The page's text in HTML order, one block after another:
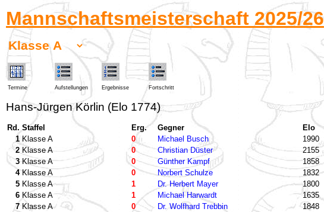
Mannschaftsmeisterschaft 2025/26
Termine Aufstellungen Ergebnisse Fortschritt
Hans-Jürgen Körlin (Elo 1774)
Rd. Staffel Erg. Gegner
Elo
1 Klasse A 0 Michael Busch
1990
2 Klasse A 0 Christian Düster
2155
3 Klasse A 0 Günther Kampf
1858
4 Klasse A 0 Norbert Schulze
1832
5 Klasse A 1 Dr. Herbert Mayer
1800
6 Klasse A 1 Michael Harwardt
1635
7 Klasse A 0 Dr. Wolfhard Trebbin
1848